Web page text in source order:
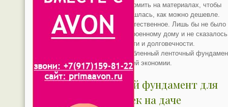
хочет сэкономить на материалах, чтобы
стройка обошлась, как можно дешевле.
Желание естественное. Лишь бы не было
ущерб построенному дому и не
его прочности и долговечности.
Мелкозаглубленный ленточный
один из путей экономии.
Бутовый фундамент для
построек на даче